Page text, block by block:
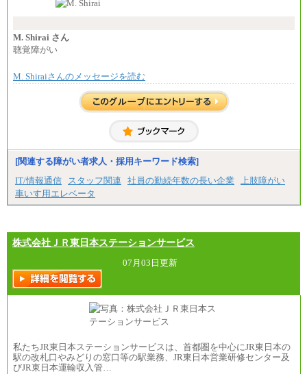
い職責を担う方については、さらに高い金額を個別
※上記に加え、所定労働時間外に勤務をした場
※試用期間中も給与に変更はございません。
＜募集各社・全職種共通＞
月給21万円以上～
※試用期間中の給与に変更はありません。
ます。
M. Shirai さん
聴覚障がい
M. Shiraiさんのメッセージを読む
[関連する障がい者求人・採用キーワード検索]
IT/情報通信
スタッフ関連 社員の勤続年数の長い企業
上肢障がい
車いす用エレベータ
株式会社ＪＲ東日本ステーションサービス
07月03日更新
私たちJR東日本ステーションサービスは、首都圏を中心にJR東日本の
駅の改札口やみどりの窓口等の駅業務、JR東日本営業研修センター及
びJR東日本運輸収入管…